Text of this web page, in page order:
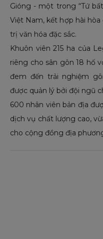
Gióng - một trong “Tứ
Việt Nam, kết hợp hài
trị văn hóa đặc sắc.
Khuôn viên 215 ha của
riêng cho sân gôn 18 hố
đem đến trải nghiệm
được quản lý bởi đội ngũ
600 nhân viên bản địa
dịch vụ chất lượng cao,
cho cộng đồng địa